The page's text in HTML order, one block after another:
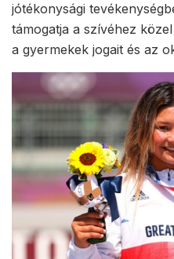
jótékonysági
támogatja a szívéhez
a gyermekek jogait és az